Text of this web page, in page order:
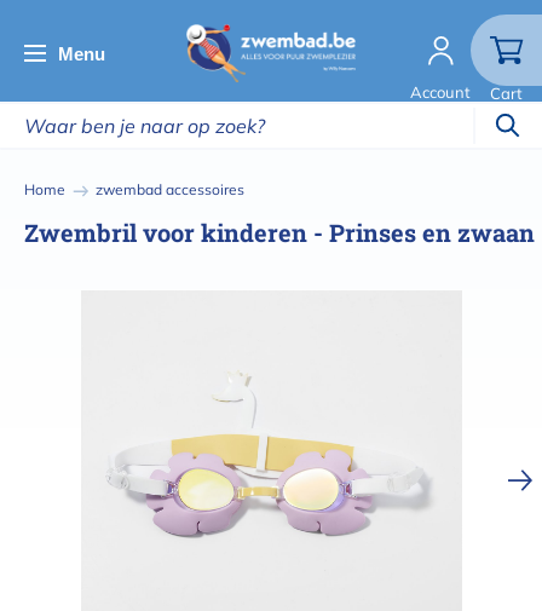
en
de
inhoud
Menu
Account Cart
Kruimelpad
Home zwembad accessoires
Zwembril voor kinderen - Prinses en zwaan